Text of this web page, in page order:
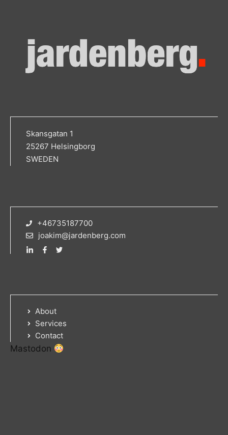
Skansgatan 1
25267 Helsingborg
SWEDEN
+46735187700
joakim@jardenberg.com
About
Services
Contact
Mastodon